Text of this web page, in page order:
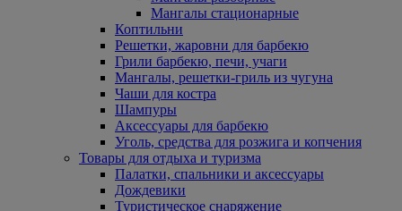
Мангалы стационарные
Коптильни
Решетки, жаровни для барбекю
Грили барбекю, печи, учаги
Мангалы, решетки-гриль из чугуна
Чаши для костра
Шампуры
Аксессуары для барбекю
Уголь, средства для розжига и копчения
Товары для отдыха и туризма
Палатки, спальники и аксессуары
Дождевики
Туристическое снаряжение